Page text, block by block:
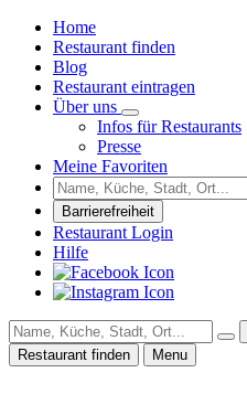
Home
Restaurant finden
Blog
Restaurant eintragen
Über uns
Infos für Restaurants
Presse
Meine Favoriten
Barrierefreiheit
Restaurant Login
Hilfe
Restaurant finden
Menu